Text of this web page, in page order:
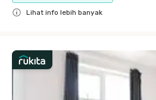
Lihat info lebih banyak